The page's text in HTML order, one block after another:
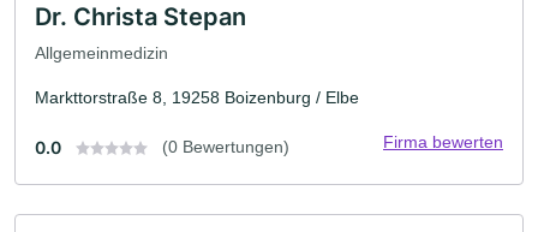
Dr. Christa Stepan
Allgemeinmedizin
Markttorstraße 8, 19258 Boizenburg / Elbe
0.0 (0 Bewertungen) Firma bewerten